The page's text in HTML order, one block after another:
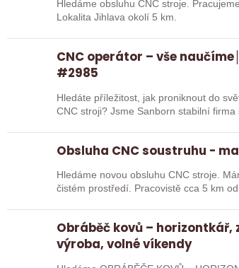
Hledáme obsluhu CNC stroje.
Lokalita Jihlava okolí 5 km.
CNC operátor – vše
#2985
Hledáte příležitost, jak proniknout do
CNC stroji? Jsme Sanborn
Obsluha CNC soustruhu -
Hledáme novou obsluhu CNC stroje.
čistém prostředí. Pracovistě cca 5 km
Obráběč kovů – horizontkář,
výroba, volné víkendy